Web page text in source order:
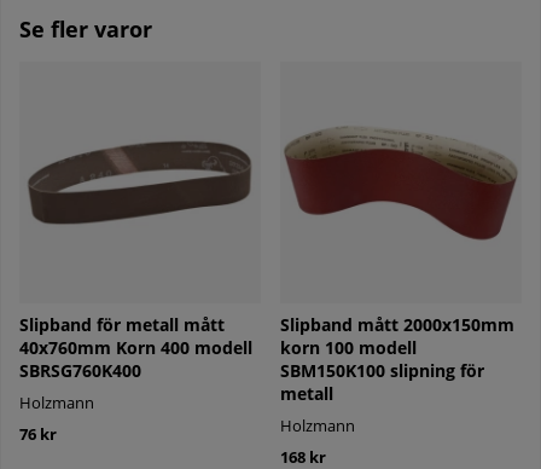
Se fler varor
Slipband för metall mått
40x760mm Korn 400 modell
SBRSG760K400
Holzmann
76 kr
Slipband mått 2000x150mm
korn 100 modell
SBM150K100 slipning för
metall
Holzmann
168 kr